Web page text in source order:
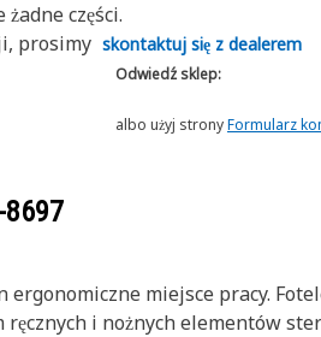
części.
prosimy skontaktuj się z dealerem
Odwiedź sklep:
albo użyj stronyFormularz
miejsce pracy.
i nożnych elementów